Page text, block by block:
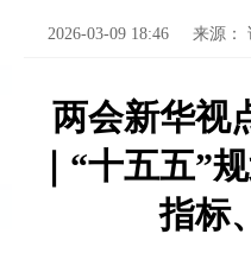
2026-03-09 18:46 来源：
两会新华视
｜“十五五”
指标